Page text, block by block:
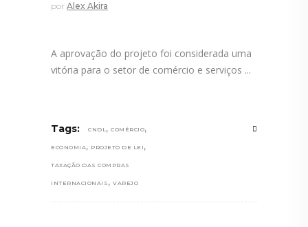
por Alex Akira
A aprovação do projeto foi considerada uma
vitória para o setor de comércio e serviços
Tags: CNDL, COMÉRCIO,
ECONOMIA, PROJETO DE LEI ,
TAXAÇÃO DAS COMPRAS
INTERNACIONAIS , VAREJO